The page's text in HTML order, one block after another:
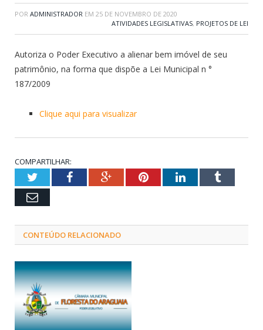
POR ADMINISTRADOR EM 25 DE NOVEMBRO DE 2020
ATIVIDADES LEGISLATIVAS, PROJETOS DE LEI
Autoriza o Poder Executivo a alienar bem imóvel de seu
patrimônio, na forma que dispõe a Lei Municipal n °
187/2009
Clique aqui para visualizar
COMPARTILHAR:
TwitterFacebookGoogle+PinterestLinkedInTumblr
Email
CONTEÚDO RELACIONADO